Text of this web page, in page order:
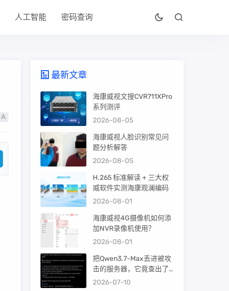
人工智能 密码查询
最新文章
海康威视文搜CVR711XPro
系列测评
2026-08-05
海康威视人脸识别常见问
题分析解答
2026-08-05
H.265 标准解读 + 三大权
威软件实测海康观澜编码
2026-08-01
海康威视4G摄像机如何添
加NVR录像机使用？
2026-08-01
把Qwen3.7-Max丢进被攻
击的服务器，它竟查出了
暴力破解！
2026-07-10